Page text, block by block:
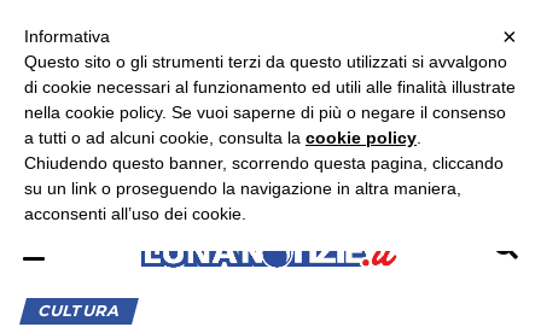
ASCOLTA RADIO LUNA
CULTURA
×
×
Informativa
Questo sito o gli strumenti terzi da questo utilizzati si avvalgono
di cookie necessari al funzionamento ed utili alle finalità illustrate
nella cookie policy. Se vuoi saperne di più o negare il consenso
a tutti o ad alcuni cookie, consulta la cookie policy
Chiudendo questo banner, scorrendo questa pagina, cliccando
su un link o proseguendo la navigazione in altra maniera,
acconsenti all’uso dei cookie.